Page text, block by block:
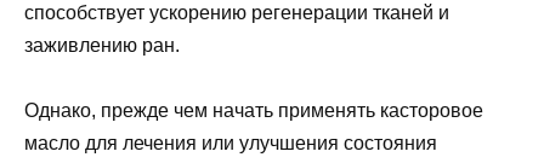
способствует ускорению регенерации тканей и
заживлению ран.
Однако, прежде чем начать применять касторовое
масло для лечения или улучшения состояния